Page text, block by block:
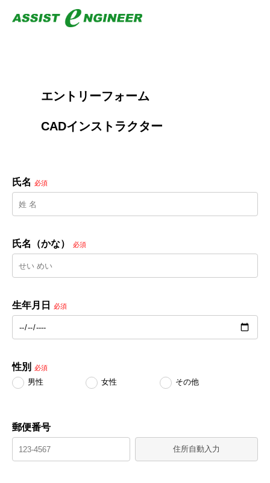
        エントリーフォーム
氏名 必須
氏名（かな） 必須
生年月日 必須
性別 必須
男性 女性 その他
郵便番号
住所自動入力